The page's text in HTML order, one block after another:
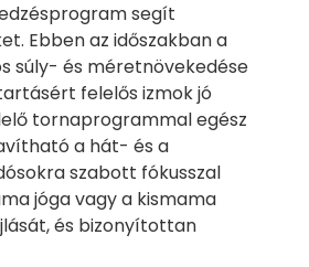
segít
Ebben az időszakban a
súly- és méretnövekedése
felelős izmok jó
tornaprogrammal egész
a hát- és a
szabott fókusszal
jóga vagy a kismama
és bizonyítottan